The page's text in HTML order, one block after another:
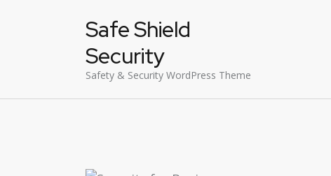
Safe Shield
Security
Safety & Security WordPress Theme